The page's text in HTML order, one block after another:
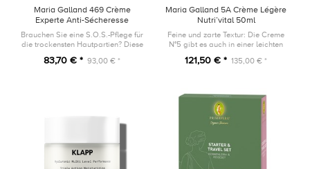
Maria Galland 469 Crème
Experte Anti-Sécheresse
Nutri’vital 50ml
Brauchen Sie eine S.O.S.-Pflege für
die trockensten Hautpartien? Diese
Textur ist die ideale Lösung, indem
83,70 € * 93,00 € *
Maria Galland 5A Crème Légère
Nutri’vital 50ml
Feine und zarte Textur: Die Creme
N°5 gibt es auch in einer leichten
revitalisierender Wirkung
121,50 € * 135,00 € *